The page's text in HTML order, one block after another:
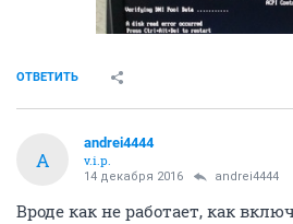
ОТВЕТИТЬ
A
andrei4444
v.i.p.
14 декабря 2016 andrei4444
Вроде как не работает, как